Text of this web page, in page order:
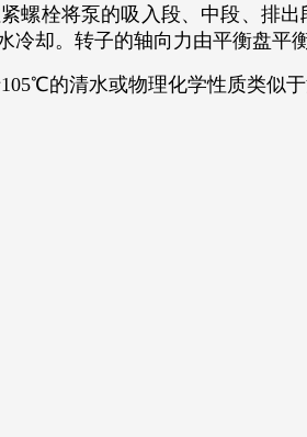
螺栓将泵的吸入段、中段、排
却。转子的轴向力由平衡盘平衡
的清水或物理化学性质类似